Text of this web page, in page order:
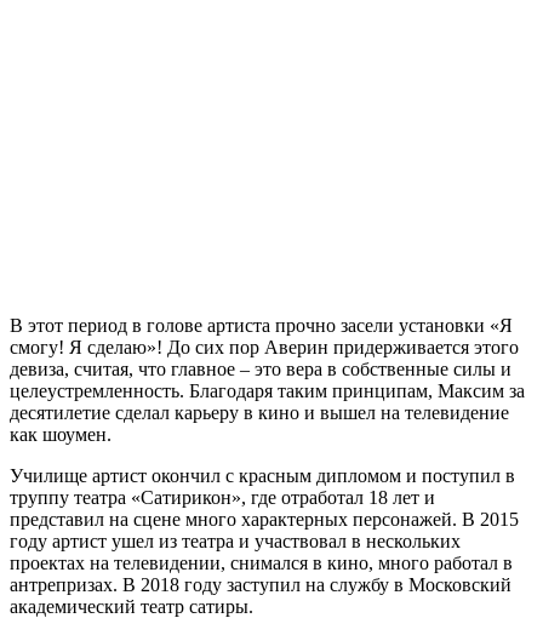
В этот период в голове артиста прочно засели установки «Я
смогу! Я сделаю»! До сих пор Аверин придерживается этого
девиза, считая, что главное – это вера в собственные силы и
целеустремленность. Благодаря таким принципам, Максим за
десятилетие сделал карьеру в кино и вышел на телевидение
как шоумен.
Училище артист окончил с красным дипломом и поступил в
труппу театра «Сатирикон», где отработал 18 лет и
представил на сцене много характерных персонажей. В 2015
году артист ушел из театра и участвовал в нескольких
проектах на телевидении, снимался в кино, много работал в
антрепризах. В 2018 году заступил на службу в Московский
академический театр сатиры.